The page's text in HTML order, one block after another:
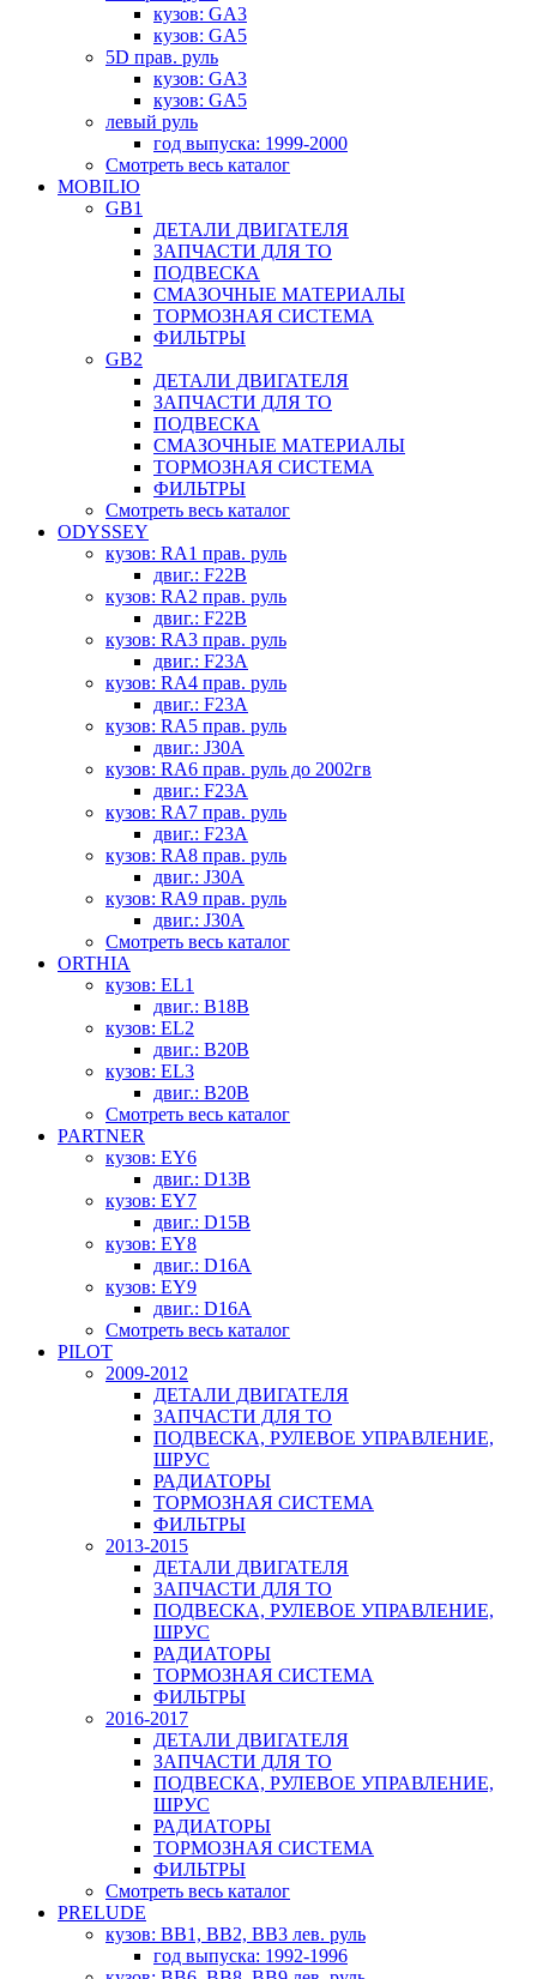
кузов: GA3
кузов: GA5
5D прав. руль
кузов: GA3
кузов: GA5
левый руль
год выпуска: 1999-2000
Смотреть весь каталог
MOBILIO
GB1
ДЕТАЛИ ДВИГАТЕЛЯ
ЗАПЧАСТИ ДЛЯ ТО
ПОДВЕСКА
СМАЗОЧНЫЕ МАТЕРИАЛЫ
ТОРМОЗНАЯ СИСТЕМА
ФИЛЬТРЫ
GB2
ДЕТАЛИ ДВИГАТЕЛЯ
ЗАПЧАСТИ ДЛЯ ТО
ПОДВЕСКА
СМАЗОЧНЫЕ МАТЕРИАЛЫ
ТОРМОЗНАЯ СИСТЕМА
ФИЛЬТРЫ
Смотреть весь каталог
ODYSSEY
кузов: RA1 прав. руль
двиг.: F22B
кузов: RA2 прав. руль
двиг.: F22B
кузов: RA3 прав. руль
двиг.: F23A
кузов: RA4 прав. руль
двиг.: F23A
кузов: RA5 прав. руль
двиг.: J30A
кузов: RA6 прав. руль до 2002гв
двиг.: F23A
кузов: RA7 прав. руль
двиг.: F23A
кузов: RA8 прав. руль
двиг.: J30A
кузов: RA9 прав. руль
двиг.: J30A
Смотреть весь каталог
ORTHIA
кузов: EL1
двиг.: B18B
кузов: EL2
двиг.: B20B
кузов: EL3
двиг.: B20B
Смотреть весь каталог
PARTNER
кузов: EY6
двиг.: D13B
кузов: EY7
двиг.: D15B
кузов: EY8
двиг.: D16A
кузов: EY9
двиг.: D16A
Смотреть весь каталог
PILOT
2009-2012
ДЕТАЛИ ДВИГАТЕЛЯ
ЗАПЧАСТИ ДЛЯ ТО
ПОДВЕСКА, РУЛЕВОЕ УПРАВЛЕНИЕ,
ШРУС
РАДИАТОРЫ
ТОРМОЗНАЯ СИСТЕМА
ФИЛЬТРЫ
2013-2015
ДЕТАЛИ ДВИГАТЕЛЯ
ЗАПЧАСТИ ДЛЯ ТО
ПОДВЕСКА, РУЛЕВОЕ УПРАВЛЕНИЕ,
ШРУС
РАДИАТОРЫ
ТОРМОЗНАЯ СИСТЕМА
ФИЛЬТРЫ
2016-2017
ДЕТАЛИ ДВИГАТЕЛЯ
ЗАПЧАСТИ ДЛЯ ТО
ПОДВЕСКА, РУЛЕВОЕ УПРАВЛЕНИЕ,
ШРУС
РАДИАТОРЫ
ТОРМОЗНАЯ СИСТЕМА
ФИЛЬТРЫ
Смотреть весь каталог
PRELUDE
кузов: BB1, BB2, BB3 лев. руль
год выпуска: 1992-1996